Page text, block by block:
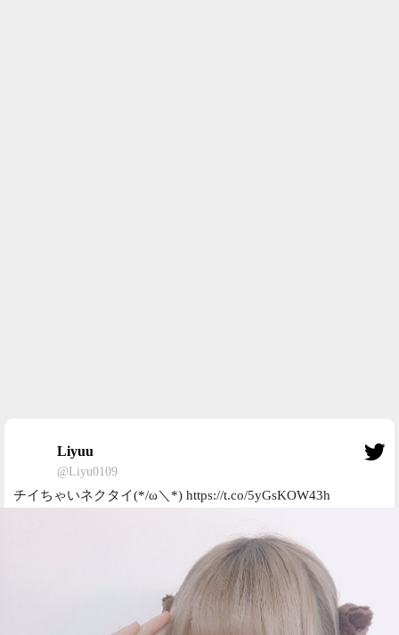
Liyuu
@Liyu0109
チイちゃいネクタイ(*/ω＼*) https://t.co/5yGsKOW43h